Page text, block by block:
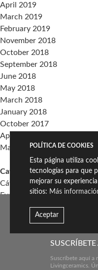
April 2019
March 2019
February 2019
November 2018
October 2018
September 2018
June 2018
May 2018
March 2018
January 2018
October 2017
April 2017
March 2017
Categories
Cátedra Living Architecture
Events
Living the Change
Sin categoría
Suscríbete aquí a
Livingceramics.
POLÍTICA DE COOKIES
Esta página utiliza
tecnologías para que
mejorar su
sitios: Más
Aceptar